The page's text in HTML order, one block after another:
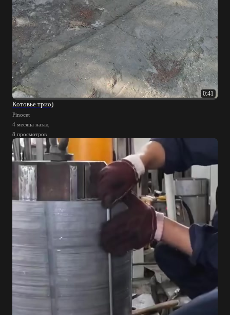
0:41
Котовье трио)
Pinocet
4 месяца назад
8 просмотров